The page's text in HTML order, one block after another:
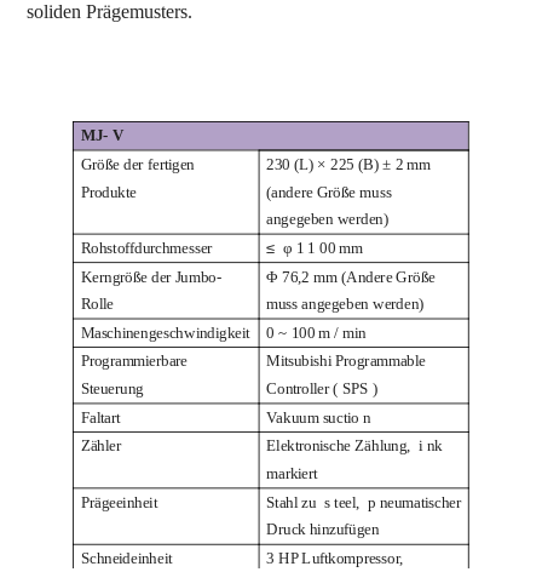
soliden Prägemusters.
MJ- V
Größe der fertigen
Produkte
230 (L) × 225 (B) ± 2 mm
(andere Größe muss
angegeben werden)
Rohstoffdurchmesser ≤ φ 1 100 mm
Kerngröße der Jumbo-
Rolle
Φ 76,2 mm (Andere Größe
muss angegeben werden)
Maschinengeschwindigkeit 0 ~ 100 m / min
Programmierbare
Steuerung
Mitsubishi Programmable
Controller( SPS)
Faltart Vakuum suctio n
Zähler Elektronische Zählung, i nk
markiert
Prägeeinheit Stahlzu steel, p neumatischer
Druckhinzufügen
Schneideinheit
3 HP Luftkompressor,